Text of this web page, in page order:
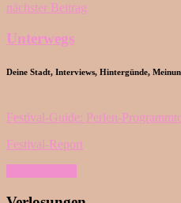
nächster Beitrag
Unterwegs
Deine Stadt, Interviews, Hintergünde,
Festival-Guide: Perlen-
Festival-Report